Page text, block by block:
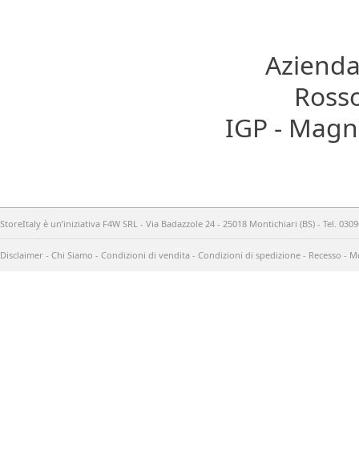
IGP -
StoreItaly è un’iniziativa F4W SRL - Via Badazzole 24 - 25018 Montichiari (BS) - Tel.
Disclaimer - Chi Siamo - Condizioni di vendita - Condizioni di spedizione - Recesso -